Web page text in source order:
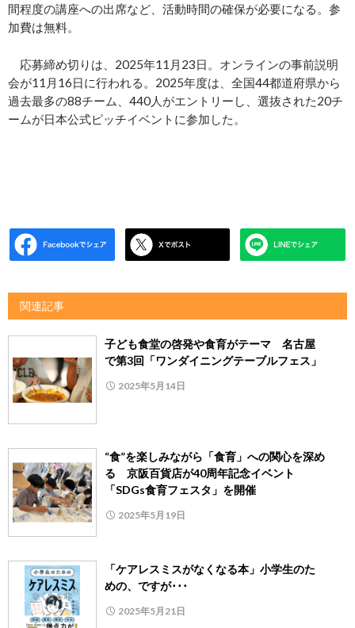
間程度の講座への出席など、活動時間の確保が必要になる。参
加費は無料。
応募締め切りは、2025年11月23日。オンラインの事前説明
会が11月16日に行われる。2025年度は、全国44都道府県から
過去最多の88チーム、440人がエントリーし、選抜された20チ
ームが日本公式ピッチイベントに参加した。
関連記事
子ども食堂の啓発や食育がテーマ 名古屋
で第3回「ワンダイニングテーブルフェス」
2025年5月14日
“食”を楽しみながら「食育」への関心を深め
る 京阪百貨店が40周年記念イベント
「SDGs食育フェスタ」を開催
2025年5月19日
「ケアレスミスがなくなる本」小学生のた
めの、ですが･･･
2025年5月21日